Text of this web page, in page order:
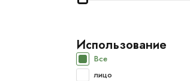
Использование
Все
лицо